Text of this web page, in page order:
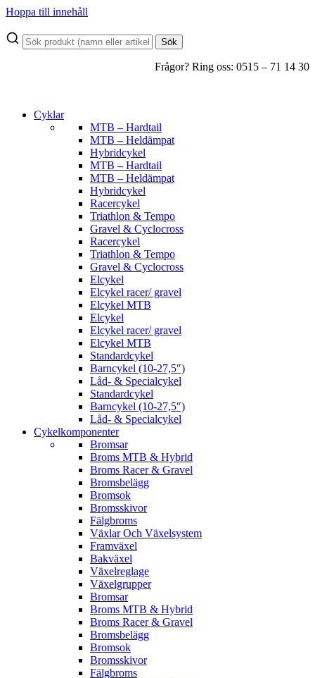
Hoppa till innehåll
Sök
Frågor? Ring oss: 0515 – 71 14 30
Cyklar
MTB – Hardtail
MTB – Heldämpat
Hybridcykel
MTB – Hardtail
MTB – Heldämpat
Hybridcykel
Racercykel
Triathlon & Tempo
Gravel & Cyclocross
Racercykel
Triathlon & Tempo
Gravel & Cyclocross
Elcykel
Elcykel racer/ gravel
Elcykel MTB
Elcykel
Elcykel racer/ gravel
Elcykel MTB
Standardcykel
Barncykel (10-27,5″)
Låd- & Specialcykel
Standardcykel
Barncykel (10-27,5″)
Låd- & Specialcykel
Cykelkomponenter
Bromsar
Broms MTB & Hybrid
Broms Racer & Gravel
Bromsbelägg
Bromsok
Bromsskivor
Fälgbroms
Växlar Och Växelsystem
Framväxel
Bakväxel
Växelreglage
Växelgrupper
Bromsar
Broms MTB & Hybrid
Broms Racer & Gravel
Bromsbelägg
Bromsok
Bromsskivor
Fälgbroms